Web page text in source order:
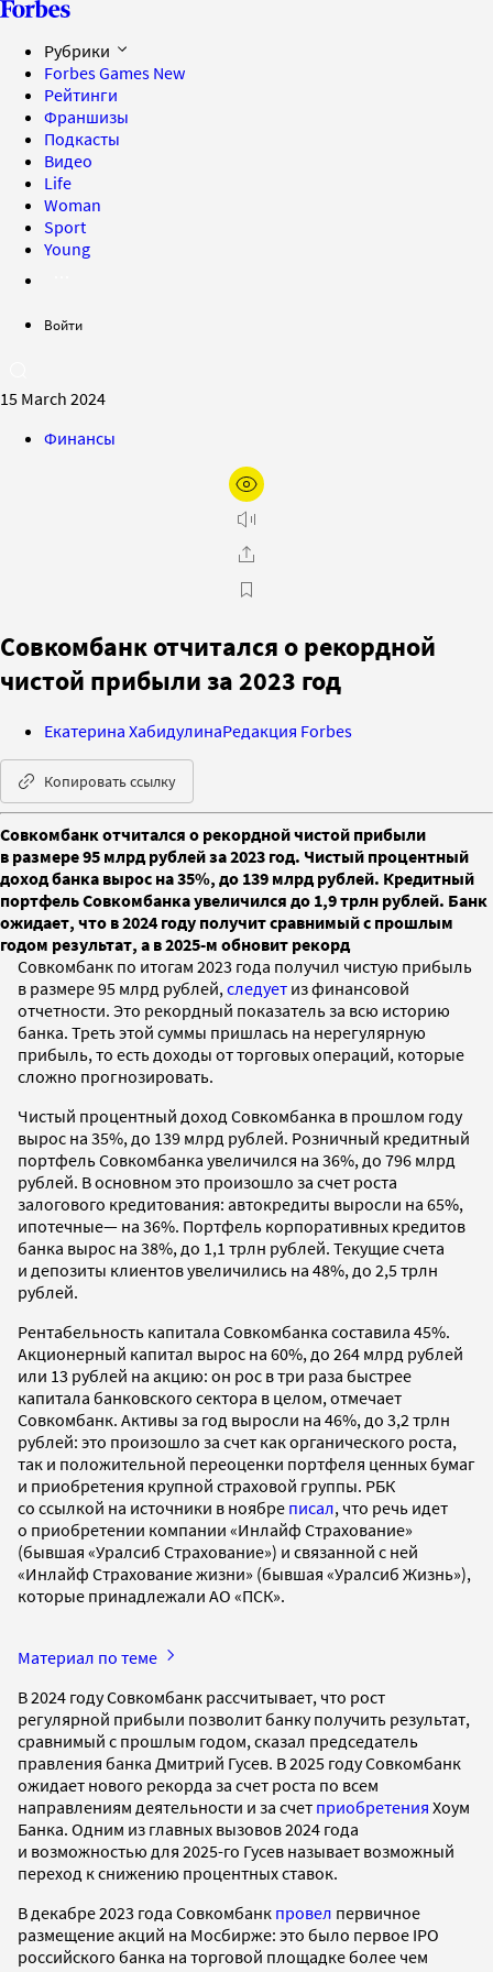
Рубрики
Forbes Games New
Рейтинги
Франшизы
Подкасты
Видео
Life
Woman
Sport
Young
Войти
15 March 2024
Финансы
Совкомбанк отчитался о рекордной
чистой прибыли за 2023 год
Екатерина ХабидулинаРедакция Forbes
Копировать ссылку
Совкомбанк отчитался о рекордной чистой прибыли
в размере 95 млрд рублей за 2023 год. Чистый процентный
доход банка вырос на 35%, до 139 млрд рублей. Кредитный
портфель Совкомбанка увеличился до 1,9 трлн рублей. Банк
ожидает, что в 2024 году получит сравнимый с прошлым
годом результат, а в 2025-м обновит рекорд
Совкомбанк по итогам 2023 года получил чистую прибыль
в размере 95 млрд рублей, следует из финансовой
отчетности. Это рекордный показатель за всю историю
банка. Треть этой суммы пришлась на нерегулярную
прибыль, то есть доходы от торговых операций, которые
сложно прогнозировать.
Чистый процентный доход Совкомбанка в прошлом году
вырос на 35%, до 139 млрд рублей. Розничный кредитный
портфель Совкомбанка увеличился на 36%, до 796 млрд
рублей. В основном это произошло за счет роста
залогового кредитования: автокредиты выросли на 65%,
ипотечные— на 36%. Портфель корпоративных кредитов
банка вырос на 38%, до 1,1 трлн рублей. Текущие счета
и депозиты клиентов увеличились на 48%, до 2,5 трлн
рублей.
Рентабельность капитала Совкомбанка составила 45%.
Акционерный капитал вырос на 60%, до 264 млрд рублей
или 13 рублей на акцию: он рос в три раза быстрее
капитала банковского сектора в целом, отмечает
Совкомбанк. Активы за год выросли на 46%, до 3,2 трлн
рублей: это произошло за счет как органического роста,
так и положительной переоценки портфеля ценных бумаг
и приобретения крупной страховой группы. РБК
со ссылкой на источники в ноябре писал, что речь идет
о приобретении компании «Инлайф Страхование»
(бывшая «Уралсиб Страхование») и связанной с ней
«Инлайф Страхование жизни» (бывшая «Уралсиб Жизнь»),
которые принадлежали АО «ПСК».
Материал по теме
В 2024 году Совкомбанк рассчитывает, что рост
регулярной прибыли позволит банку получить результат,
сравнимый с прошлым годом, сказал председатель
правления банка Дмитрий Гусев. В 2025 году Совкомбанк
ожидает нового рекорда за счет роста по всем
направлениям деятельности и за счет приобретения Хоум
Банка. Одним из главных вызовов 2024 года
и возможностью для 2025-го Гусев называет возможный
переход к снижению процентных ставок.
В декабре 2023 года Совкомбанк провел первичное
размещение акций на Мосбирже: это было первое IPO
российского банка на торговой площадке более чем